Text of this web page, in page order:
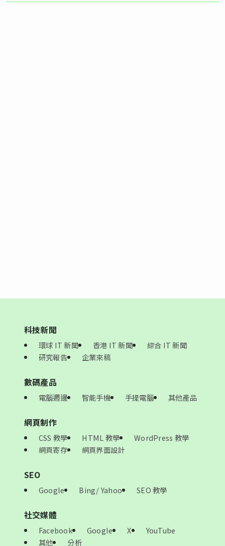
科技新聞
環球 IT 新聞 香港 IT 新聞
綜合 IT 新聞
研究報告
企業來稿
數碼產品
電腦週邊 智能手機 手提電腦 其他產品
網頁制作
CSS 教學 HTML 教學
WordPress 教學
網頁寄存
網頁界面設計
SEO
Google Bing/ Yahoo SEO 教學
社交媒體
Facebook Google X
YouTube
其他
分析